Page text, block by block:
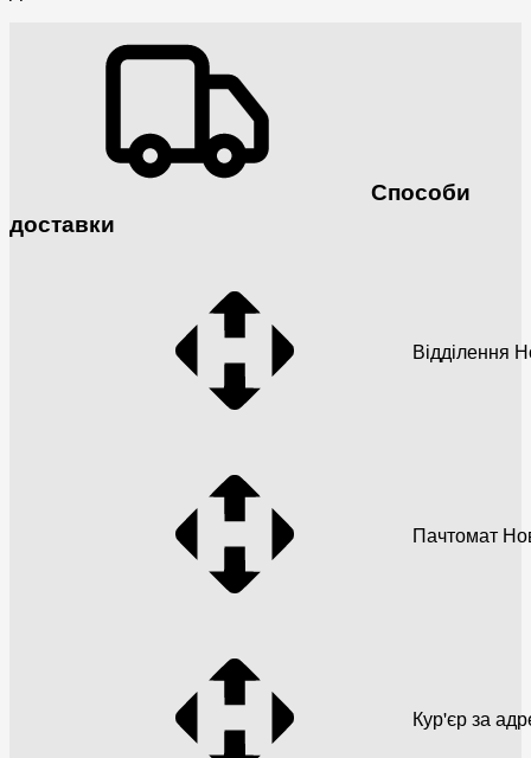
Способи
доставки
Відділення
Пачтомат
Кур'єр за